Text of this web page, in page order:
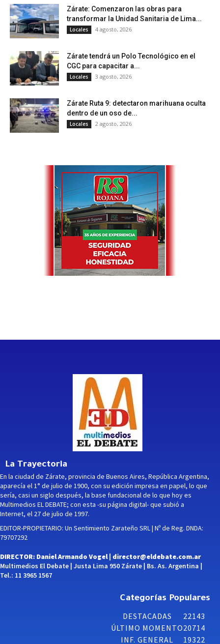
Zárate: Comenzaron las obras para
transformar la Unidad Sanitaria de Lima...
Locales 4 agosto, 2026
Zárate tendrá un Polo Tecnológico en el
CGC para capacitar a...
Locales 3 agosto, 2026
Zárate Ruta 9: detectaron marihuana oculta
dentro de un oso de...
Locales 2 agosto, 2026
La Trayectoria
En la ciudad de Zárate, provincia de Buenos Aires, República Argentina,
aparecía el 1° de julio de 1900, con su edición impresa en papel, lo que
sería, casi un siglo después, la base fundacional de lo que hoy es
Multimedios EL DEBATE; con esta -su página digital- que subió a
Internet, el 27 de julio de 1997.
EDITOR-PROPIETARIO: Un Sentimiento Zarateño SRL | Nº de Reg. DNDA:
79707292
DIRECTOR: Daniel Armando Vogel | director@eldebate.com.ar
Multimedios El Debate | Justa Lima 950 Zárate | Bs. As. Argentina |
Tel.: 11 3965 1567
Categorías Populares
DESTACADAS
22143
ÚLTIMO MOMENTO20714
INF. GENERAL
19322